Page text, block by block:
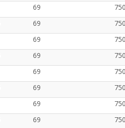
69
750
69
750
69
750
69
750
69
750
69
750
69
750
69
750